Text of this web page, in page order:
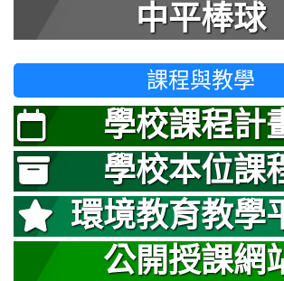
中平棒球
課程與教學
學校課程計
學校本位課
環境教育教學
公開授課網